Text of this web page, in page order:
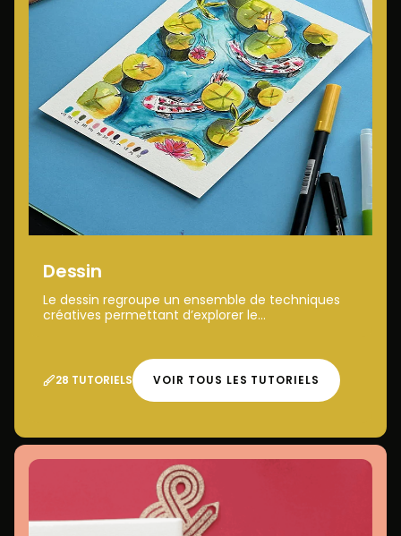
Dessin
Le dessin regroupe un ensemble de techniques
créatives permettant d’explorer le...
28 TUTORIELS VOIR TOUS LES TUTORIELS